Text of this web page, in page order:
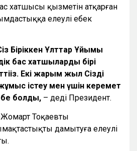
хатшысы қызметін атқарған
елеулі еңбек
Біріккен Ұлттар Ұйымы
бас хатшылардың бірі
Екі жарым жыл Сіздің
жұмыс істеу мен үшін керемет
болды, – деді Президент.
Тоқаевтың
дамытуға елеулі